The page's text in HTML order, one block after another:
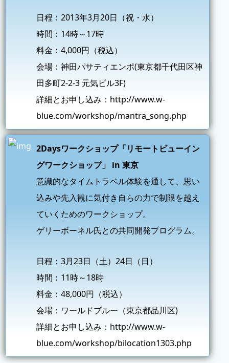
日程：2013年3月20日（祝・水）
時間：14時～17時
料金：4,000円（税込）
会場：神田パサティエンポ(東京都千代田区神
田多町2-2-3 元気ビル3F)
詳細とお申し込み： http://www.w-
blue.com/workshop/mantra_song.php
2Daysワークショップ「リモートビューイン
グワークショップ」 in 東京
意識的なタイムトラベル体験を通して、思い
込みや先入観に気付き自らの力で制限を越え
ていくためのワークショップ。
ゲリーボーネル氏との共同開発プログラム。
日程：3月23日（土）24日（日）
時間：11時～18時
料金：48,000円（税込）
会場：ワールドブルー（東京都品川区)
詳細とお申し込み： http://www.w-
blue.com/workshop/bilocation1303.php